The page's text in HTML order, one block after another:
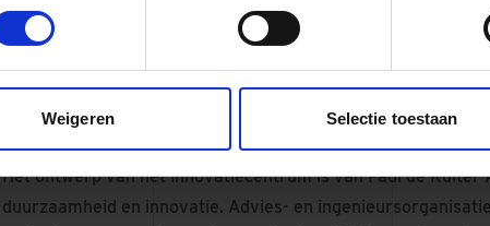
Weigeren Selectie toestaan
laboratoria gerealiseerd. In de Pilot Plant worden nieuwe
geproduceerd. Deze minifabriek is verbonden met de Food
testkeukens geëxperimenteerd wordt met nieuwe
Het ontwerp van het innovatiecentrum is van Paul de Ruiter
duurzaamheid en innovatie. Advies- en